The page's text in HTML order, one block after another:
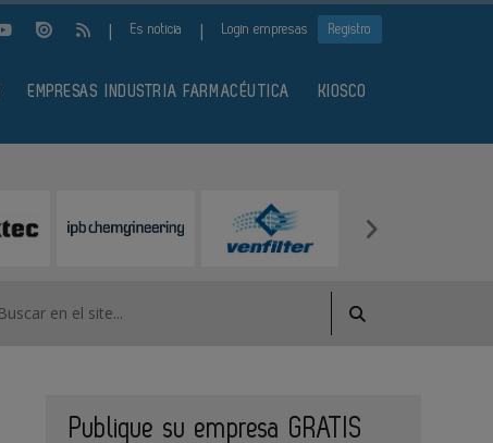
| Es noticia | Login empresas Registro
EMPRESAS INDUSTRIA FARMACÉUTICA KIOSCO
Publique su empresa GRATIS